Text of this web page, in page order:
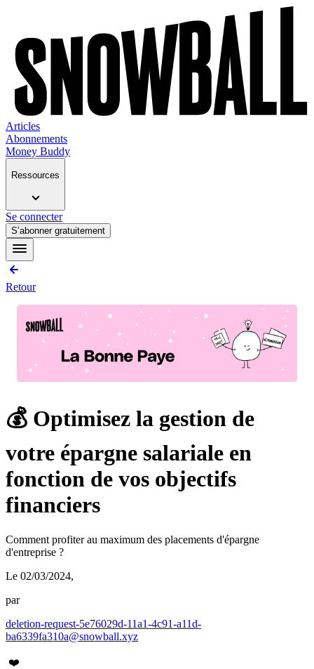
Articles
Abonnements
Money Buddy
Ressources
Se connecter
S’abonner gratuitement
Retour
💰 Optimisez la gestion de
votre épargne salariale en
fonction de vos objectifs
financiers
Comment profiter au maximum des placements d'épargne
d'entreprise ?
Le 02/03/2024,
par
deletion-request-5e76029d-11a1-4c91-a11d-
ba6339fa310a@snowball.xyz
❤️